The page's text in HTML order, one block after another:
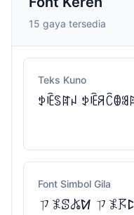
15 gaya tersedia
Teks Kuno
ꉣꍟꌗꍏꈤ
Font Simbol Gila
ㄗ𖤟ꕷ𖤬ꛘ ㄗ